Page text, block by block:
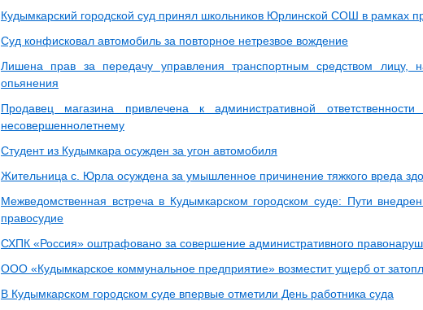
Кудымкарский городской суд принял школьников Юрлинской СОШ в рамках
Суд конфисковал автомобиль за повторное нетрезвое вождение
Лишена прав за передачу управления транспортным средством лицу,
опьянения
Продавец магазина привлечена к административной
несовершеннолетнему
Студент из Кудымкара осужден за угон автомобиля
Жительница с. Юрла осуждена за умышленное причинение тяжкого вреда
Межведомственная встреча в Кудымкарском городском суде: Пути
правосудие
СХПК «Россия» оштрафовано за совершение административного
ООО «Кудымкарское коммунальное предприятие» возместит ущерб от
В Кудымкарском городском суде впервые отметили День работника суда